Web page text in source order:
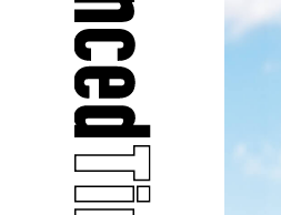
人気の検索ワード